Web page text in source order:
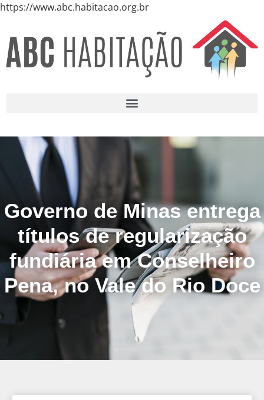
https://www.abc.habitacao.org.br
Governo de Minas entrega
títulos de regularização
fundiária em Conselheiro
Pena, no Vale do Rio Doce